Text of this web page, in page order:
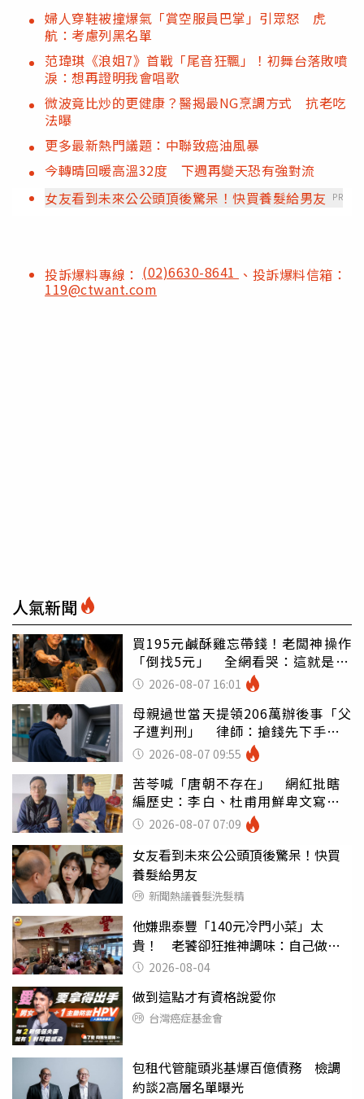
婦人穿鞋被撞爆氣「賞空服員巴掌」引眾怒 虎
航：考慮列黑名單
范瑋琪《浪姐7》首戰「尾音狂飄」！初舞台落敗噴
淚：想再證明我會唱歌
微波竟比炒的更健康？醫揭最NG烹調方式 抗老吃
法曝
更多最新熱門議題：中聯致癌油風暴
今轉晴回暖高溫32度 下週再變天恐有強對流
女友看到未來公公頭頂後驚呆！快買養髮給男友
PR
投訴爆料專線： (02)6630-8641 、投訴爆料信箱：
119@ctwant.com
人氣新聞
買195元鹹酥雞忘帶錢！老闆神操作
「倒找5元」 全網看哭：這就是台
灣 2026-08-07 16:01
母親過世當天提領206萬辦後事「父
子遭判刑」 律師：搶錢先下手是
罪 2026-08-07 09:55
苦苓喊「唐朝不存在」 網紅批瞎
編歷史：李白、杜甫用鮮卑文寫
詩？2026-08-07 07:09
女友看到未來公公頭頂後驚呆！快買
養髮給男友
新聞熱議養髮洗髮精
他嫌鼎泰豐「140元冷門小菜」太
貴！ 老饕卻狂推神調味：自己做不
出來2026-08-04
做到這點才有資格說愛你
台灣癌症基金會
包租代管龍頭兆基爆百億債務 檢調
約談2高層名單曝光